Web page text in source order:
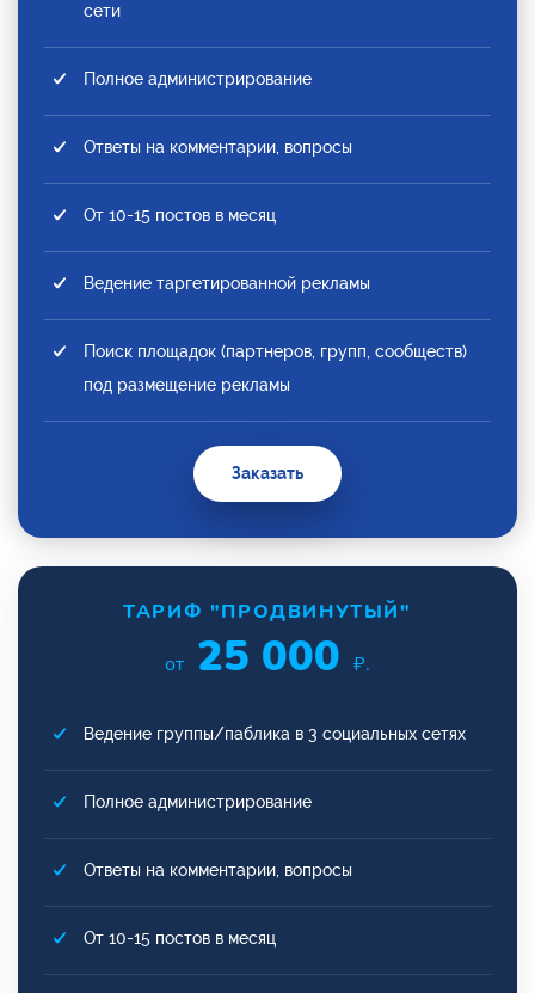
сети
Полное администрирование
Ответы на комментарии, вопросы
От 10-15 постов в месяц
Ведение таргетированной рекламы
Поиск площадок (партнеров, групп, сообществ)
под размещение рекламы
Заказать
ТАРИФ "ПРОДВИНУТЫЙ"
от 25 000 ₽.
Ведение группы/паблика в 3 социальных сетях
Полное администрирование
Ответы на комментарии, вопросы
От 10-15 постов в месяц